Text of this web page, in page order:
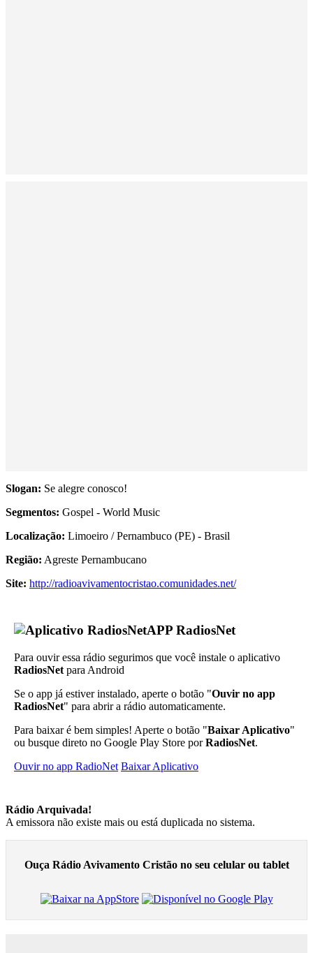
Slogan: Se alegre conosco!
Segmentos: Gospel - World Music
Localização: Limoeiro / Pernambuco (PE) - Brasil
Região: Agreste Pernambucano
Site: http://radioavivamentocristao.comunidades.net/
APP RadiosNet
Para ouvir essa rádio segurimos que você instale o aplicativo
RadiosNet para Android
Se o app já estiver instalado, aperte o botão "Ouvir no app
RadiosNet" para abrir a rádio automaticamente.
Para baixar é bem simples! Aperte o botão "Baixar Aplicativo"
ou busque direto no Google Play Store porRadiosNet.
Ouvir no app RadioNet Baixar Aplicativo
Rádio Arquivada!
A emissora não existe mais ou está duplicada no sistema.
Ouça Rádio Avivamento Cristão no seu celular ou tablet